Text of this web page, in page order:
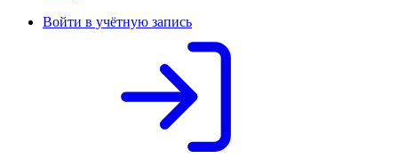
Войти в учётную запись